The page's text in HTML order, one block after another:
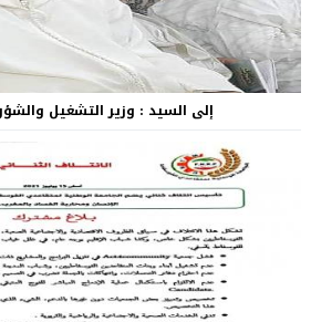
إلى السيد : وزير التشغيل